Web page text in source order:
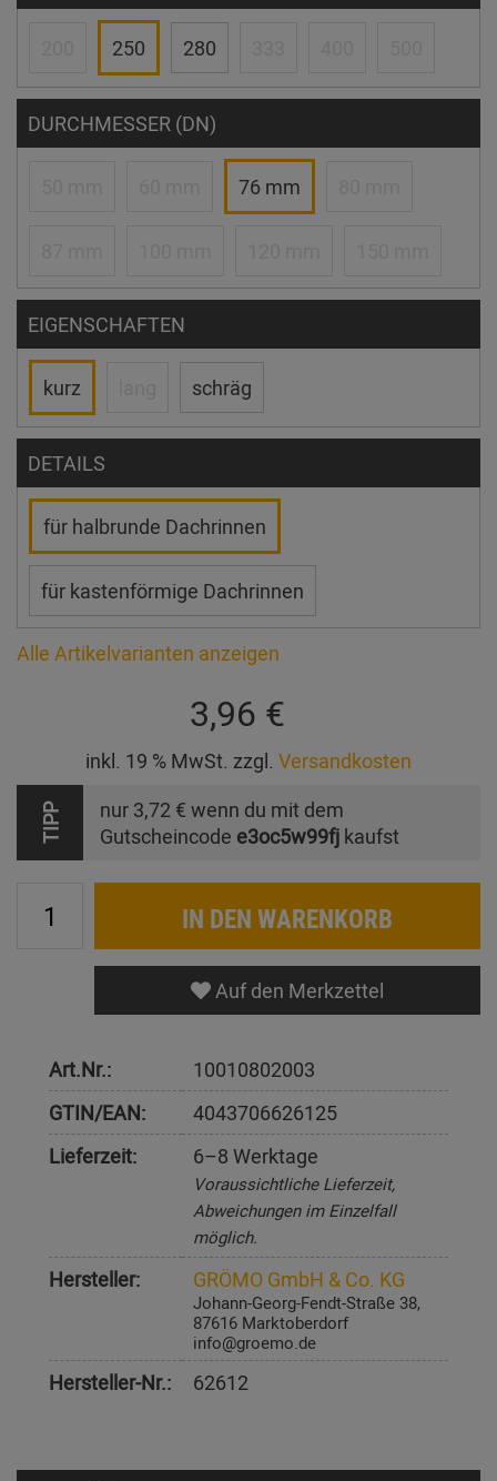
250 280
DURCHMESSER (DN)
76 mm
EIGENSCHAFTEN
kurz schräg
DETAILS
für halbrunde Dachrinnen
für kastenförmige Dachrinnen
Alle Artikelvarianten anzeigen
3,96 €
inkl. 19 % MwSt. zzgl. Versandkosten
TIPP nur 3,72 € wenn du mit dem
Gutscheincode e3oc5w99fj kaufst
IN DEN WARENKORB
Auf den Merkzettel
Art.Nr.:
10010802003
GTIN/EAN:
4043706626125
Lieferzeit:
6–8 Werktage
Voraussichtliche Lieferzeit,
Abweichungen im Einzelfall
möglich.
Hersteller: GRÖMO GmbH & Co. KG
Johann-Georg-Fendt-Straße 38,
87616 Marktoberdorf
info@groemo.de
Hersteller-Nr.: 62612